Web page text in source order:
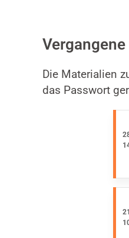
Die Materialien
das Passwort